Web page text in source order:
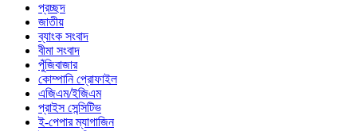
প্রচ্ছদ
জাতীয়
ব্যাংক সংবাদ
বীমা সংবাদ
পুঁজিবাজার
কোম্পানি প্রোফাইল
এজিএম/ইজিএম
প্রাইস সেন্সিটিভ
ই-পেপার ম্যাগাজিন